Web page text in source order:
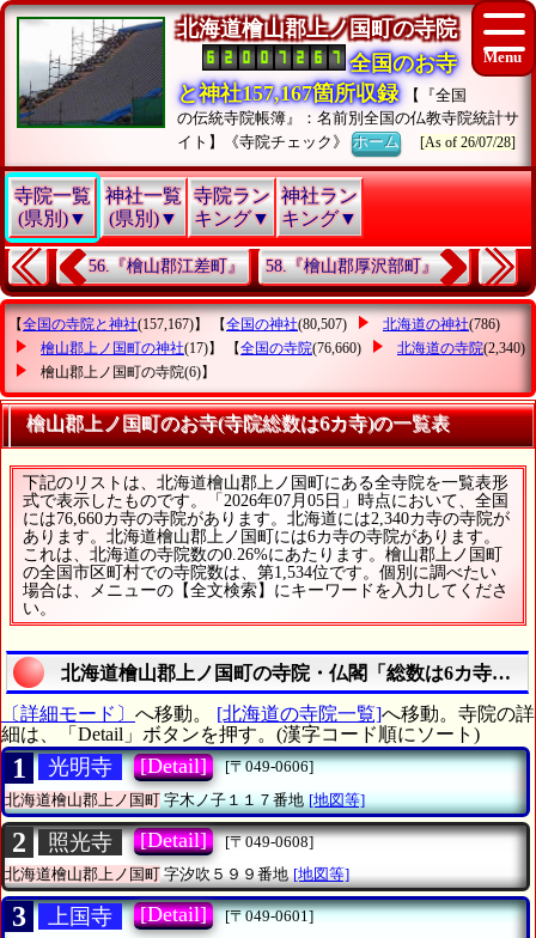
北海道檜山郡上ノ国町の寺院
全国のお寺
と神社157,167箇所収録
【『全国
の伝統寺院帳簿』：名前別全国の仏教寺院統計サ
イト】《寺院チェック》ホーム [As of 26/07/28]
寺院一覧
(県別)▼
神社一覧
(県別)▼
寺院ラン
キング▼
神社ラン
キング▼
56.『檜山郡江差町』 58.『檜山郡厚沢部町』
【全国の寺院と神社(157,167)】 【全国の神社(80,507) 北海道の神社(786)
檜山郡上ノ国町の神社(17)】 【全国の寺院(76,660) 北海道の寺院(2,340)
檜山郡上ノ国町の寺院(6)】
檜山郡上ノ国町のお寺(寺院総数は6カ寺)の一覧表
下記のリストは、北海道檜山郡上ノ国町にある全寺院を一覧表形
式で表示したものです。「2026年07月05日」時点において、全国
には76,660カ寺の寺院があります。北海道には2,340カ寺の寺院が
あります。北海道檜山郡上ノ国町には6カ寺の寺院があります。
これは、北海道の寺院数の0.26%にあたります。檜山郡上ノ国町
の全国市区町村での寺院数は、第1,534位です。個別に調べたい
場合は、メニューの【全文検索】にキーワードを入力してくださ
い。
北海道檜山郡上ノ国町の寺院・仏閣「総数は6カ寺」の
〔詳細モード〕 へ移動。 [北海道の寺院一覧]へ移動。寺院の詳
細は、「Detail」ボタンを押す。(漢字コード順にソート)
1 光明寺 [Detail]
[〒049-0606]
北海道檜山郡上ノ国町字木ノ子１１７番地 [地図等]
2 照光寺 [Detail]
[〒049-0608]
北海道檜山郡上ノ国町字汐吹５９９番地 [地図等]
3 上国寺 [Detail]
[〒049-0601]